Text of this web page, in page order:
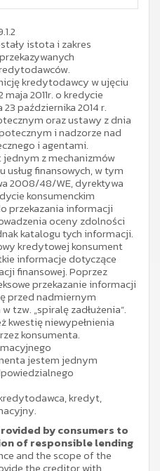
istota i zakres
kredytodawcy w ujęciu
2011r. o kredycie
października 2014 r.
oraz ustawy z dnia
i nadzorze nad
i agentami.
z mechanizmów
finansowych, w tym
2008/48/WE, dyrektywa
konsumenckim
przekazania informacji
oceny zdolności
katalogu tych informacji.
kredytowej konsument
informacje dotyczące
finansowej. Poprzez
przekazanie informacji
przed nadmiernym
tzw. „spiralę zadłużenia”.
kwestię niewypełnienia
konsumenta.
jestem jednym
kredyt,
by consumers to
of responsible lending
and the scope of the